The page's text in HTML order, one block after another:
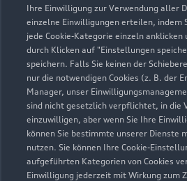
Ihre Einwilligung zur Verwendung aller
einzelne Einwilligungen erteilen, indem
jede Cookie-Kategorie einzeln
durch Klicken auf "Einstellungen
speichern. Falls Sie keinen der
nur die notwendigen Cookies (z. B. der
Manager, unser
sind nicht gesetzlich verpflichtet, in die
einzuwilligen, aber wenn Sie Ihre
können Sie bestimmte unserer Dienste
nutzen. Sie können Ihre Cookie-
aufgeführten Kategorien von Cookies
Einwilligung jederzeit mit Wirkung zum
Weidener Straße 2
92533 Wernberg-Köblitz
09604 2225